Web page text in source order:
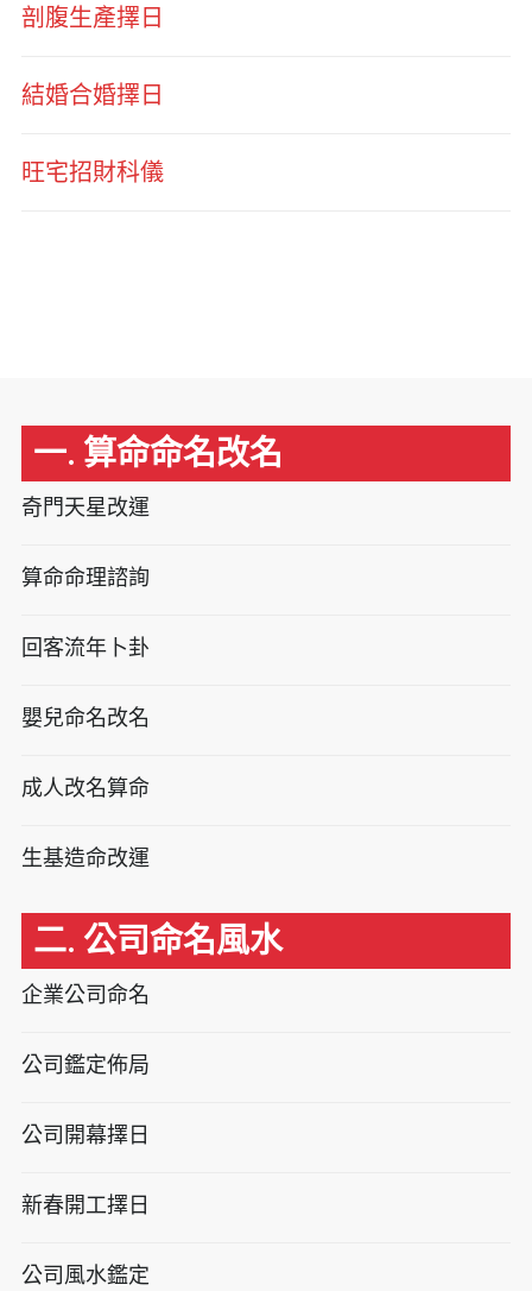
剖腹生產擇日
結婚合婚擇日
旺宅招財科儀
一. 算命命名改名
奇門天星改運
算命命理諮詢
回客流年卜卦
嬰兒命名改名
成人改名算命
生基造命改運
二. 公司命名風水
企業公司命名
公司鑑定佈局
公司開幕擇日
新春開工擇日
公司風水鑑定